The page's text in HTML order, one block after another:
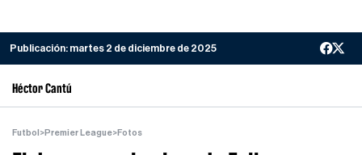
Publicación: martes 2 de diciembre de 2025
Héctor Cantú
Futbol >Premier League>Fotos